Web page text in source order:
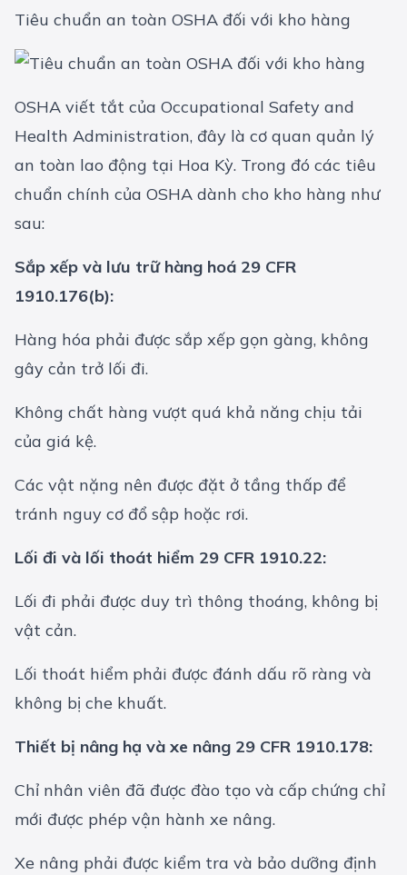
Tiêu chuẩn an toàn OSHA đối với kho hàng
OSHA viết tắt của Occupational Safety and
Health Administration, đây là cơ quan quản lý
an toàn lao động tại Hoa Kỳ. Trong đó các tiêu
chuẩn chính của OSHA dành cho kho hàng như
sau:
Sắp xếp và lưu trữ hàng hoá 29 CFR
1910.176(b):
Hàng hóa phải được sắp xếp gọn gàng, không
gây cản trở lối đi.
Không chất hàng vượt quá khả năng chịu tải
của giá kệ.
Các vật nặng nên được đặt ở tầng thấp để
tránh nguy cơ đổ sập hoặc rơi.
Lối đi và lối thoát hiểm 29 CFR 1910.22:
Lối đi phải được duy trì thông thoáng, không bị
vật cản.
Lối thoát hiểm phải được đánh dấu rõ ràng và
không bị che khuất.
Thiết bị nâng hạ và xe nâng 29 CFR 1910.178:
Chỉ nhân viên đã được đào tạo và cấp chứng chỉ
mới được phép vận hành xe nâng.
Xe nâng phải được kiểm tra và bảo dưỡng định